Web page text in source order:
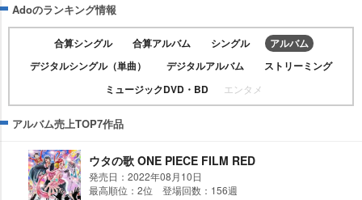
Adoのランキング情報
合算シングル 合算アルバム シングル
アルバム
デジタルシングル（単曲）
デジタルアルバム
ストリーミング
ミュージックDVD・BD
エンタメ
アルバム売上TOP7作品
ウタの歌 ONE PIECE FILM RED
発売日：2022年08月10日
最高順位：2位 登場回数：156週